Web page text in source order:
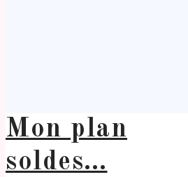
Mon plan
soldes…